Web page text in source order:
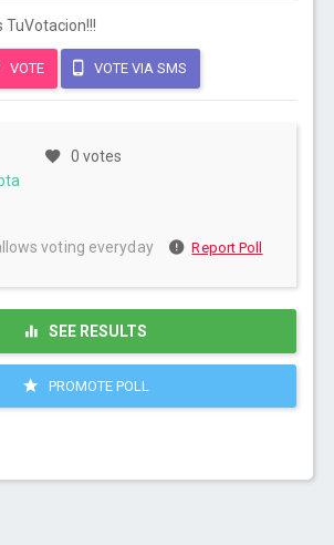
TuVotacion!!!
VOTE VOTE VIA SMS
0 votes
voting everyday Report Poll
SEE RESULTS
PROMOTE POLL